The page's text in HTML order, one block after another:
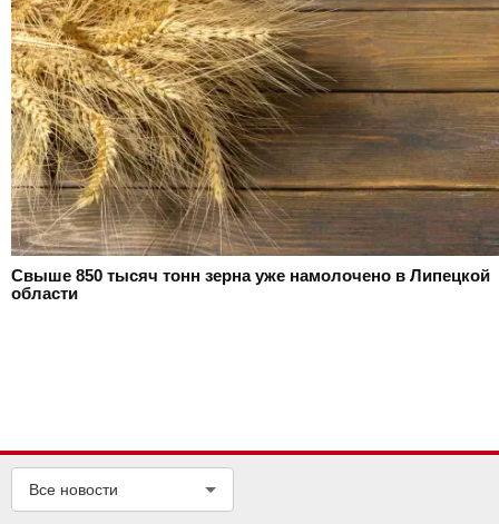
Свыше 850 тысяч тонн зерна уже намолочено в Липецкой
области
Все новости